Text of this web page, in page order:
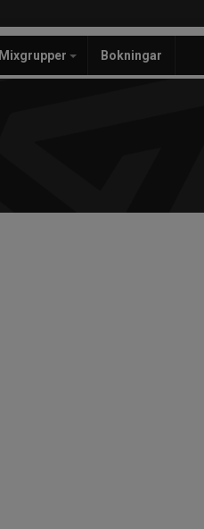
Mixgrupper Bokningar